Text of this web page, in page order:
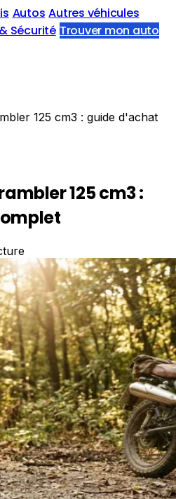
Autos Autres véhicules
Sécurité Trouver mon auto
125 cm3 : guide d'achat
125 cm3 :